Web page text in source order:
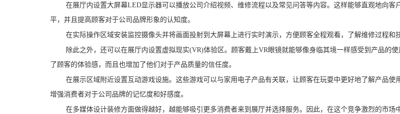
在展厅内设置大屏幕LED显示器可以播放公司介绍视频、维修流程以及常见问答等内容。这样能够直观地向客
平，并且提高顾客对于公司品牌形象的认知度。
在实际操作区域安装监控摄像头并将画面投射到大屏幕上进行实时演示，方便顾客全程观看，了解维修过程和
除此之外，还可以在展厅内设置虚拟现实(VR)体验区。顾客戴上VR眼镜就能够像身临其境一样感受到产品的
了顾客的体验感，而且也增加了他们对于产品质量的信任度。
在展示区域附近设置互动游戏设施。这些游戏可以与家用电子产品有关联，让顾客在玩耍中更好地了解产品使
增强消费者对于公司品牌的记忆度和好感度。
在多媒体设计装修方面做得越好，越能够吸引更多消费者来到展厅并选择服务。因此，在这个竞争激烈的市场